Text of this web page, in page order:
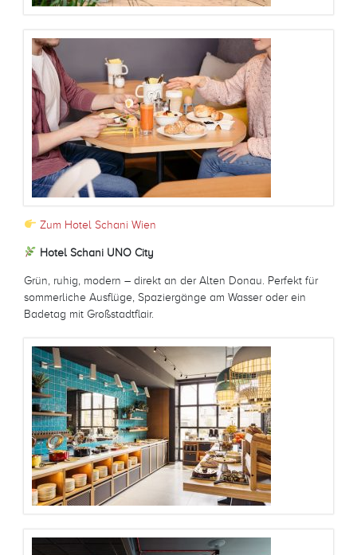
Zum Hotel Schani Wien
Hotel Schani UNO City
Grün, ruhig, modern – direkt an der Alten Donau. Perfekt für
sommerliche Ausflüge, Spaziergänge am Wasser oder ein
Badetag mit Großstadtflair.